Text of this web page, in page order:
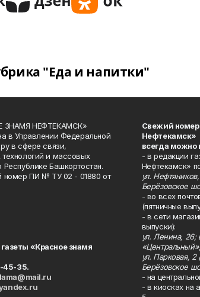
"Еда и напитки"
ЗНАМЯ НЕФТЕКАМСК»
в Управлении Федеральной
в сфере связи,
и массовых
Башкортостан.
номер ПИ № ТУ 02 - 01880 от
«Красное знамя
45-35.
Свежий номер
Нефтекамск»
всегда можно
- в редакции
Нефтекамск»
ул.
Берёзовское
- во всех
(пятничные
- в сети
выпуски):
ул. Ленина,
«Центральный»,
ул. Парковая,
Берёзовское
- на
- в киосках на